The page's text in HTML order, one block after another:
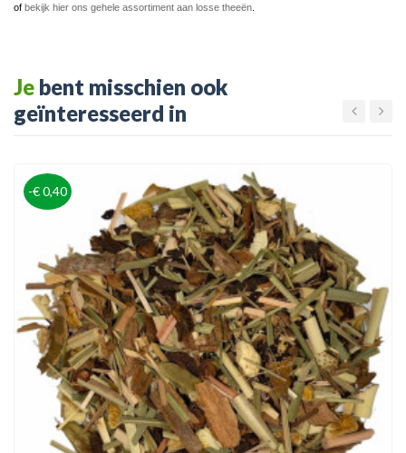
of bekijk hier ons gehele assortiment aan losse theeën
Je bent misschien ook
geïnteresseerd in
-€ 0,40